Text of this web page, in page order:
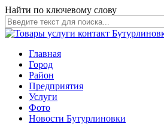
Найти по ключевому слову
Главная
Город
Район
Предприятия
Услуги
Фото
Новости Бутурлиновки